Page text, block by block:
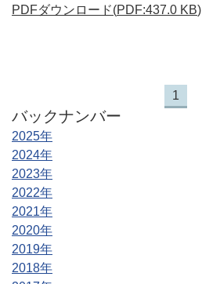
PDFダウンロード(PDF:437.0 KB)
1
バックナンバー
2025年
2024年
2023年
2022年
2021年
2020年
2019年
2018年